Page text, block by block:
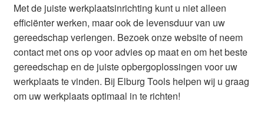
Met de juiste werkplaatsinrichting kunt u niet alleen
efficiënter werken, maar ook de levensduur van uw
gereedschap verlengen. Bezoek onze website of neem
contact met ons op voor advies op maat en om het beste
gereedschap en de juiste opbergoplossingen voor uw
werkplaats te vinden. Bij Elburg Tools helpen wij u graag
om uw werkplaats optimaal in te richten!